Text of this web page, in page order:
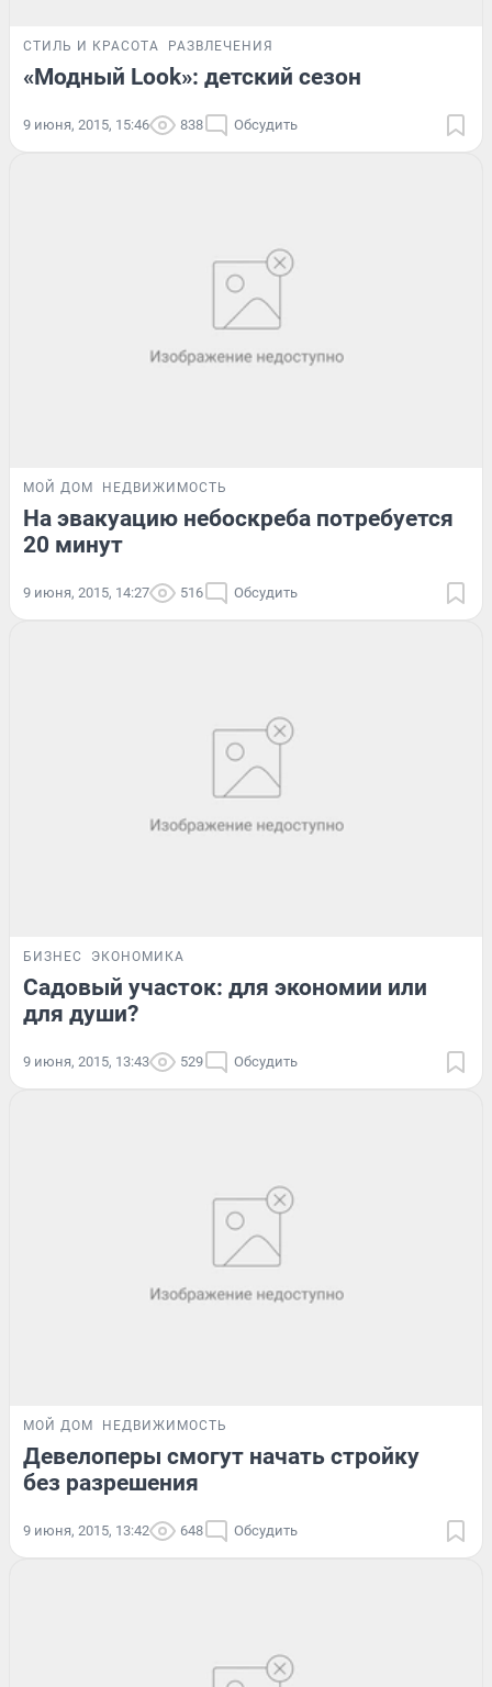
СТИЛЬ И КРАСОТА РАЗВЛЕЧЕНИЯ
«Модный Look»: детский сезон
9 июня, 2015, 15:46 838 Обсудить
МОЙ ДОМ НЕДВИЖИМОСТЬ
На эвакуацию небоскреба потребуется
20 минут
9 июня, 2015, 14:27 516 Обсудить
БИЗНЕС ЭКОНОМИКА
Садовый участок: для экономии или
для души?
9 июня, 2015, 13:43 529 Обсудить
МОЙ ДОМ НЕДВИЖИМОСТЬ
Девелоперы смогут начать стройку
без разрешения
9 июня, 2015, 13:42 648 Обсудить